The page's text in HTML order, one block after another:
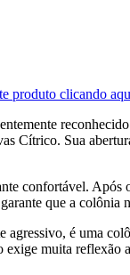
produto clicando
Cítrico. Sua
confortável. Após
que a
agressivo, é uma
muita reflexão